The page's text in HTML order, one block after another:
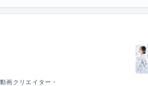
画クリエイター・